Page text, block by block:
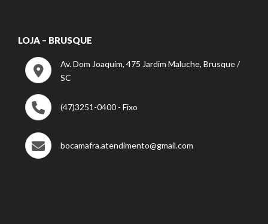
LOJA – BRUSQUE
Av. Dom Joaquim, 475 Jardim Maluche, Brusque /
SC
(47)3251-0400 - Fixo
bocamafra.atendimento@gmail.com